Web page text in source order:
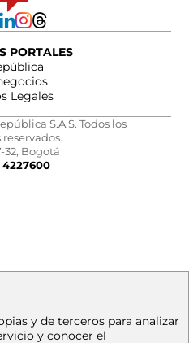
PORTALES
Legales
S.A.S. Todos los
32, Bogotá
4227600
y de terceros para analizar
y conocer el